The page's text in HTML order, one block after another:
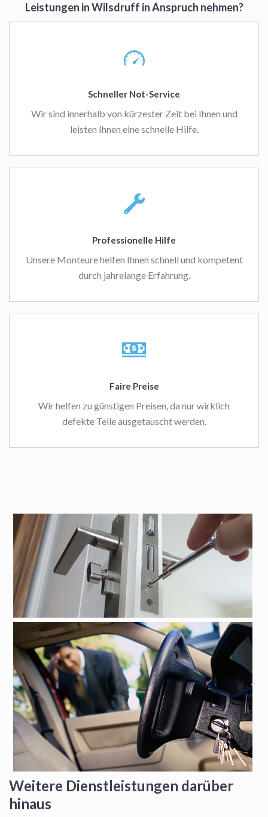
Leistungen in Wilsdruff in Anspruch nehmen?
Schneller Not-Service
Wir sind innerhalb von kürzester Zeit bei Ihnen und
leisten Ihnen eine schnelle Hilfe.
Professionelle Hilfe
Unsere Monteure helfen Ihnen schnell und kompetent
durch jahrelange Erfahrung.
Faire Preise
Wir helfen zu günstigen Preisen, da nur wirklich
defekte Teile ausgetauscht werden.
Weitere Dienstleistungen darüber
hinaus